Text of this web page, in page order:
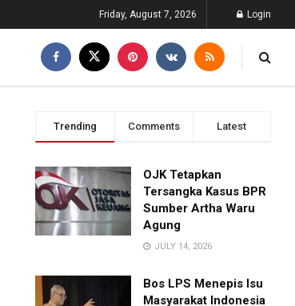
Friday, August 7, 2026 Login
Trending Comments Latest
OJK Tetapkan
Tersangka Kasus BPR
Sumber Artha Waru
Agung
JULY 14, 2026
Bos LPS Menepis Isu
Masyarakat Indonesia